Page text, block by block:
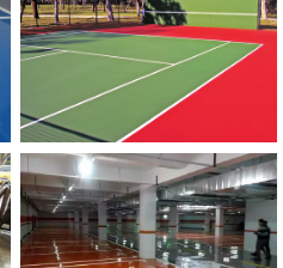
郑
州
环
氧
自
流
平
地
施